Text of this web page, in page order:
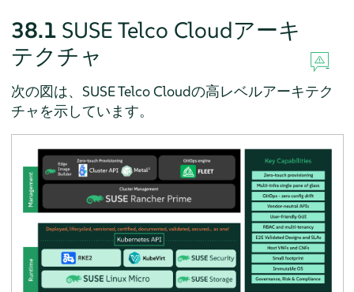
38.1 SUSE Telco Cloudアーキ
テクチャ
次の図は、SUSE Telco Cloudの高レベルアーキテク
チャを示しています。